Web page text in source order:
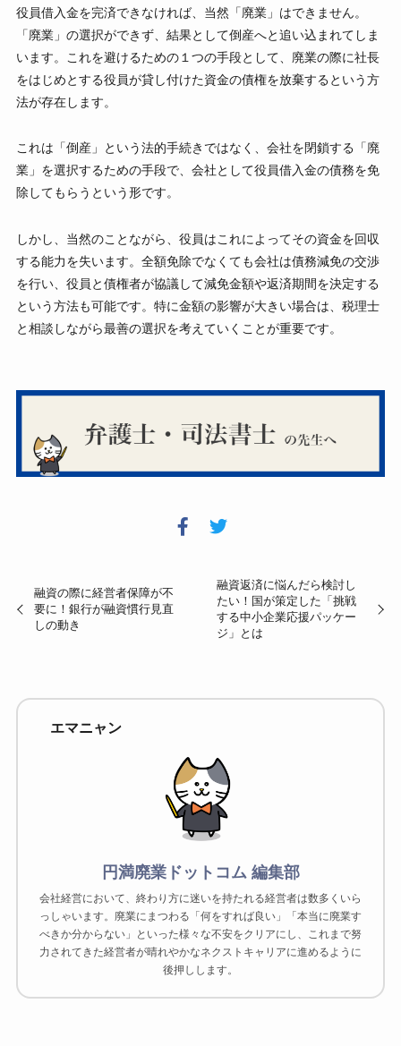
役員借入金を完済できなければ、当然「廃業」はできません。
「廃業」の選択ができず、結果として倒産へと追い込まれてしま
います。これを避けるための１つの手段として、廃業の際に社長
をはじめとする役員が貸し付けた資金の債権を放棄するという方
法が存在します。
これは「倒産」という法的手続きではなく、会社を閉鎖する「廃
業」を選択するための手段で、会社として役員借入金の債務を免
除してもらうという形です。
しかし、当然のことながら、役員はこれによってその資金を回収
する能力を失います。全額免除でなくても会社は債務減免の交渉
を行い、役員と債権者が協議して減免金額や返済期間を決定する
という方法も可能です。特に金額の影響が大きい場合は、税理士
と相談しながら最善の選択を考えていくことが重要です。
融資の際に経営者保障が不
要に！銀行が融資慣行見直
しの動き
融資返済に悩んだら検討し
たい！国が策定した「挑戦
する中小企業応援パッケー
ジ」とは
エマニャン
円満廃業ドットコム 編集部
会社経営において、終わり方に迷いを持たれる経営者は数多くいら
っしゃいます。廃業にまつわる「何をすれば良い」「本当に廃業す
べきか分からない」といった様々な不安をクリアにし、これまで努
力されてきた経営者が晴れやかなネクストキャリアに進めるように
後押しします。